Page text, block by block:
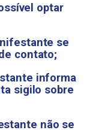
optar
se
contato;
informa
sigilo sobre
não se